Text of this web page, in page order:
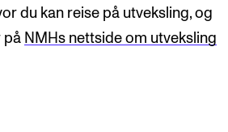
du kan reise på utveksling, og
på NMHs nettside om utveksling